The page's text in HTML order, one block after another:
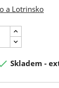
a Lotrinsko
Skladem -